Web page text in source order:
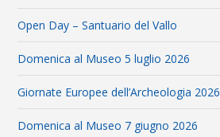
Open Day – Santuario del Vallo
Domenica al Museo 5 luglio 2026
Giornate Europee dell’Archeologia 2026
Domenica al Museo 7 giugno 2026